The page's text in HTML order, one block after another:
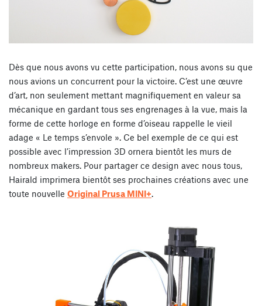
Dès que nous avons vu cette participation, nous avons su que
nous avions un concurrent pour la victoire. C’est une œuvre
d’art, non seulement mettant magnifiquement en valeur sa
mécanique en gardant tous ses engrenages à la vue, mais la
forme de cette horloge en forme d’oiseau rappelle le vieil
adage « Le temps s’envole ». Ce bel exemple de ce qui est
possible avec l’impression 3D ornera bientôt les murs de
nombreux makers. Pour partager ce design avec nous tous,
Hairald imprimera bientôt ses prochaines créations avec une
toute nouvelle Original Prusa MINI+